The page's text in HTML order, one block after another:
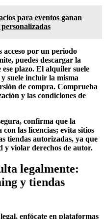
para eventos ganan
acceso por un periodo
puedes descargar la
plazo. El alquiler suele
suele incluir la misma
de compra. Comprueba
y las condiciones de
confirma que la
con las licencias; evita sitios
tiendas autorizadas, ya que
y violar derechos de autor.
legalmente:
y tiendas
enfócate en plataformas